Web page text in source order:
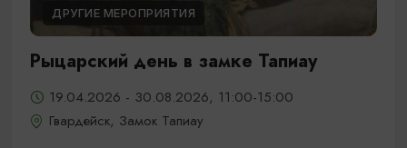
ДРУГИЕ МЕРОПРИЯТИЯ
Рыцарский день в замке Тапиау
19.04.2026 - 30.08.2026, 11:00-15:00
Гвардейск, Замок Тапиау